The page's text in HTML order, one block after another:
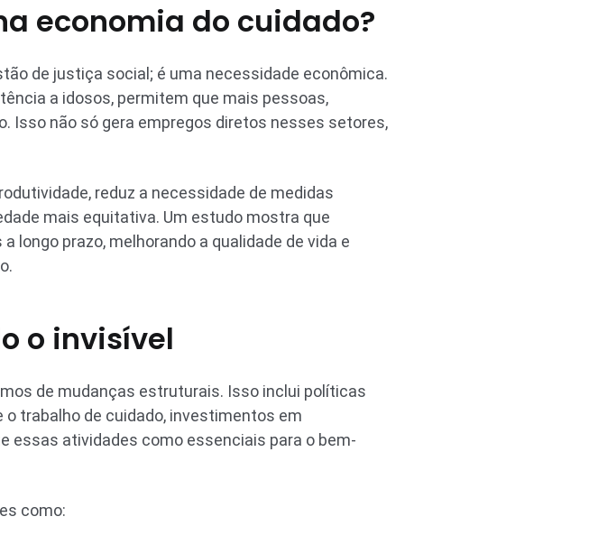
economia do cuidado?
de justiça social; é uma necessidade econômica.
a idosos, permitem que mais pessoas,
Isso não só gera empregos diretos nesses setores,
reduz a necessidade de medidas
mais equitativa. Um estudo mostra que
prazo, melhorando a qualidade de vida e
o invisível
de mudanças estruturais. Isso inclui políticas
trabalho de cuidado, investimentos em
essas atividades como essenciais para o bem-
como: